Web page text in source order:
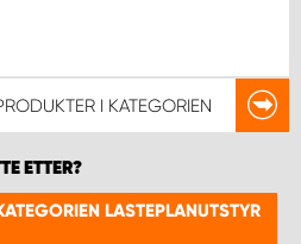
I KATEGORIEN
ETTER?
LASTEPLANUTSTYR